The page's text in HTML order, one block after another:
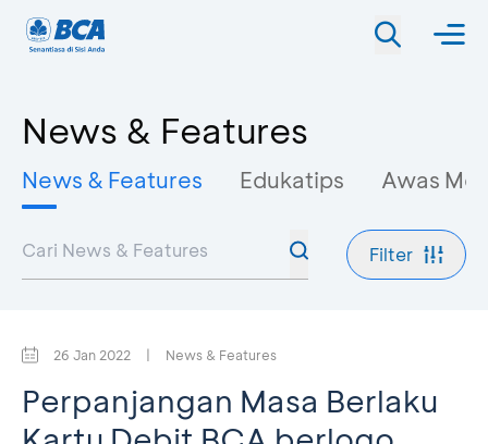
News & Features
News & Features Edukatips Awas
Filter
26 Jan 2022 | News & Features
Perpanjangan Masa Berlaku